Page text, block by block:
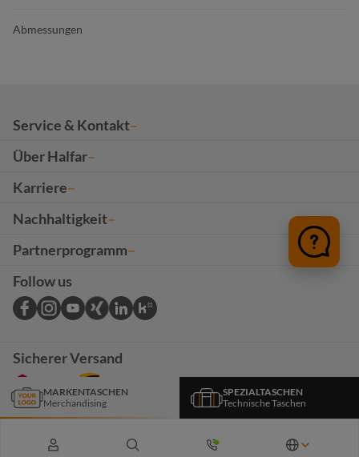
MARKENTASCHEN
Merchandising
SPEZIALTASCHEN
Technische Taschen
Abmessungen
Service & Kontakt
Über Halfar
Karriere
Nachhaltigkeit
Partnerprogramm
Follow us
Sicherer Versand
*Das Angebot auf dieser Seite richtet sich ausschließlich an B2B-Kunden. Alle Preise